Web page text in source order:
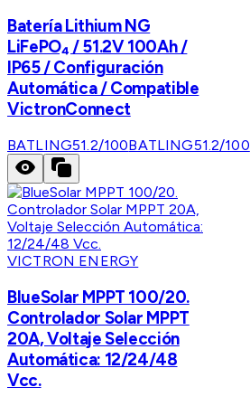
Batería Lithium NG
LiFePO₄ / 51.2V 100Ah /
IP65 / Configuración
Automática / Compatible
VictronConnect
BATLING51.2/100BATLING51.2/100
VICTRON ENERGY
BlueSolar MPPT 100/20.
Controlador Solar MPPT
20A, Voltaje Selección
Automática: 12/24/48
Vcc.